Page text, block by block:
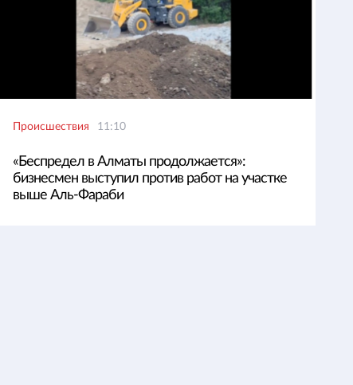
Происшествия 11:10
«Беспредел в Алматы продолжается»:
бизнесмен выступил против работ на участке
выше Аль-Фараби